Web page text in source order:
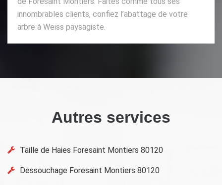
innombrables clients, confiez l’abattage de votre
arbre à Weiss paysagiste.
Autres services
Taille de Haies Foresaint Montiers 80120
Dessouchage Foresaint Montiers 80120